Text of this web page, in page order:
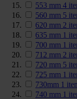
553 mm 4
560 mm 5
620 mm 2
635 mm 1
700 mm 1
712 mm 2
720 mm 5
725 mm 1
730mm 1
740 mm 1